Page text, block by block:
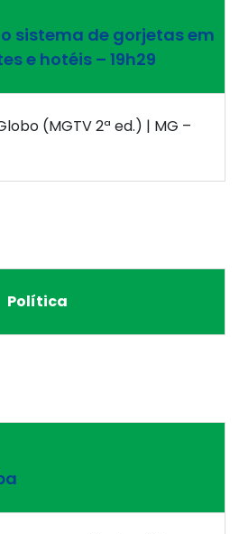
sistema de gorjetas em
e hotéis – 19h29
(MGTV 2ª ed.) | MG –
Política